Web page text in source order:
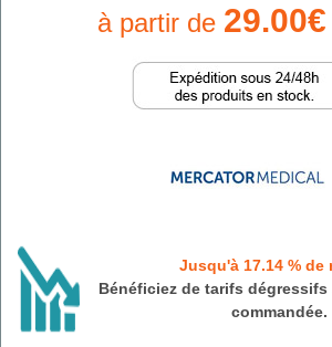
à partir de
Jusqu'à 17.14 % de
Bénéficiez de tarifs
commandée.